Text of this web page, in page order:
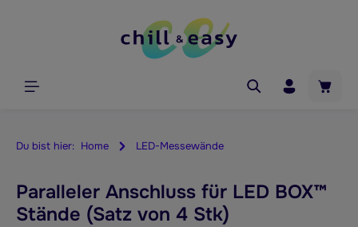
Du bist hier: Home LED-Messewände
Paralleler Anschluss für LED BOX™
Stände (Satz von 4 Stk)